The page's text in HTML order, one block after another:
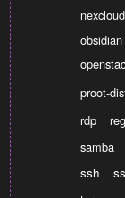
nexcloud
obsidian
proot-
rdp
samba
ssh